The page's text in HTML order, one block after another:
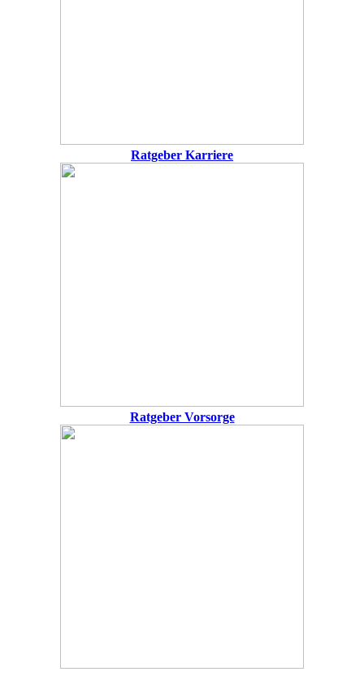
Ratgeber Karriere
Ratgeber Vorsorge